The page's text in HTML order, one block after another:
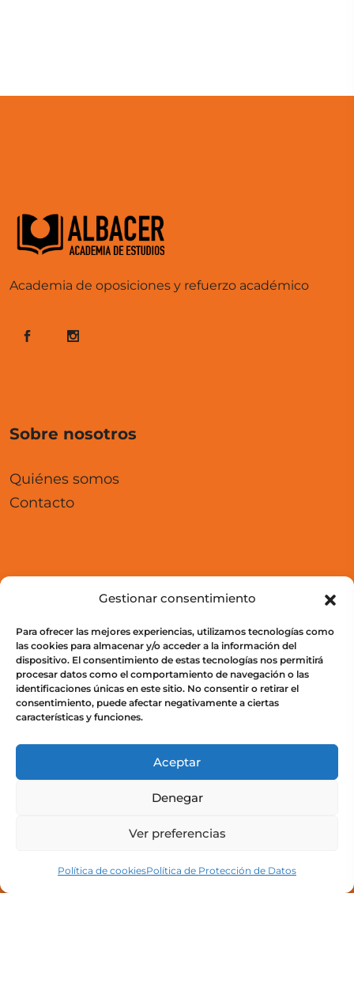
Gestionar consentimiento
Para ofrecer las mejores experiencias, utilizamos tecnologías como
las cookies para almacenar y/o acceder a la información del
dispositivo. El consentimiento de estas tecnologías nos permitirá
procesar datos como el comportamiento de navegación o las
identificaciones únicas en este sitio. No consentir o retirar el
consentimiento, puede afectar negativamente a ciertas
características y funciones.
Aceptar
Denegar
Ver preferencias
Política de cookiesPolítica de Protección de Datos
Academia de oposiciones y refuerzo académico
Sobre nosotros
Quiénes somos
Contacto
Aula Virtual
Cursos
Acceso a campus
Legal
Política de privacidad
Política de cookies (UE)